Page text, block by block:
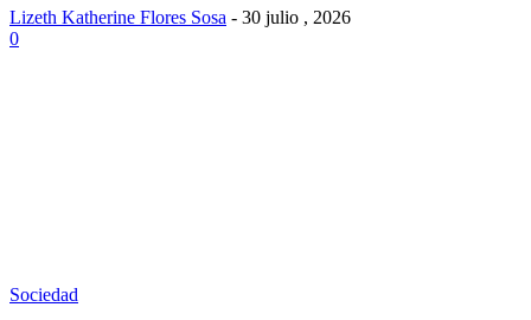
Lizeth Katherine Flores Sosa - 30 julio , 2026
0
Sociedad